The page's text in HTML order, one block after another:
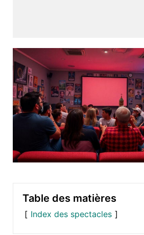
Table des matières
Index des spectacles